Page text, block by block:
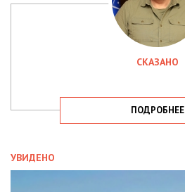
СКАЗАНО
ПОДРОБНЕЕ
УВИДЕНО